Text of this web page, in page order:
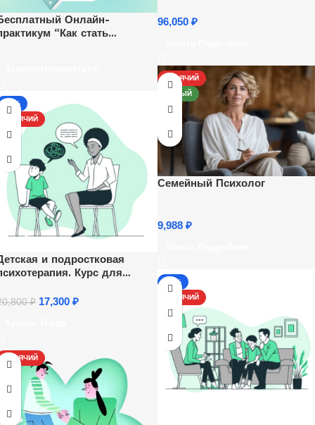
Онлайн-
“Как стать
96,050 ₽
ГОРЯЧИЙ
НОВЫЙ
Семейный Психолог
9,988 ₽
-17%
ГОРЯЧИЙ
и подростковая
Курс для
₽ 17,300 ₽
-17%
ГОРЯЧИЙ
ГОРЯЧИЙ